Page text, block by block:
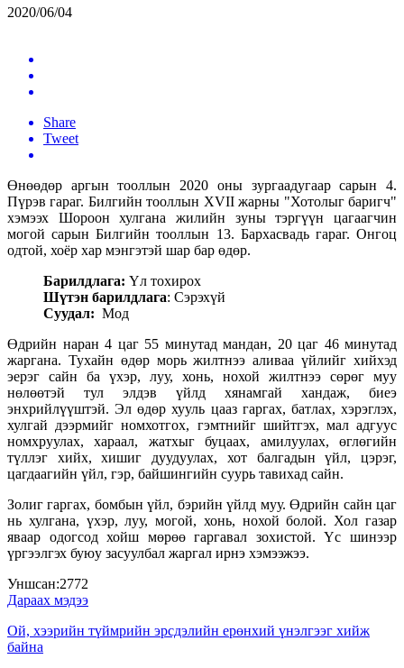
2020/06/04
Share
Tweet
Өнөөдөр аргын тооллын 2020 оны зургаадугаар сарын 4.
Пүрэв гараг. Билгийн тооллын XVII жарны "Хотолыг баригч"
хэмээх Шороон хулгана жилийн зуны тэргүүн цагаагчин
могой сарын Билгийн тооллын 13. Бархасвадь гараг. Онгоц
одтой, хоёр хар мэнгэтэй шар бар өдөр.
Барилдлага: Үл тохирох
Шүтэн барилдлага: Сэрэхүй
Суудал: Мод
Өдрийн наран 4 цаг 55 минутад мандан, 20 цаг 46 минутад
жаргана. Тухайн өдөр морь жилтнээ аливаа үйлийг хийхэд
эерэг сайн ба үхэр, луу, хонь, нохой жилтнээ сөрөг муу
нөлөөтэй тул элдэв үйлд хянамгай хандаж, биеэ
энхрийлүүштэй. Эл өдөр хууль цааз гаргах, батлах, хэрэглэх,
хулгай дээрмийг номхотгох, гэмтнийг шийтгэх, мал адгуус
номхруулах, хараал, жатхыг буцаах, амилуулах, өглөгийн
түллэг хийх, хишиг дуудуулах, хот балгадын үйл, цэрэг,
цагдаагийн үйл, гэр, байшингийн суурь тавихад сайн.
Золиг гаргах, бомбын үйл, бэрийн үйлд муу. Өдрийн сайн цаг
нь хулгана, үхэр, луу, могой, хонь, нохой болой. Хол газар
яваар одогсод хойш мөрөө гаргавал зохистой. Үс шинээр
үргээлгэх буюу засуулбал жаргал ирнэ хэмээжээ.
Уншсан:2772
Дараах мэдээ
Ой, хээрийн түймрийн эрсдэлийн ерөнхий үнэлгээг хийж
байна